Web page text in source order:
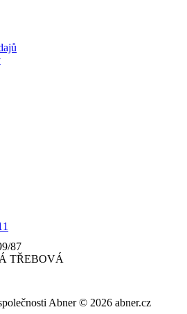
87
TŘEBOVÁ
Abner © 2026 abner.cz